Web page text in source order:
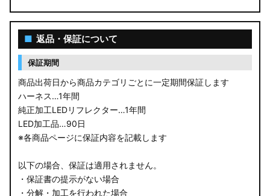
■ 返品・保証について
保証期間
商品出荷日から商品カテゴリごとに一定期間保証します
ハーネス…1年間
純正加工LEDリフレクター…1年間
LED加工品…90日
※各商品ページに保証内容を記載します
以下の場合、保証は適用されません。
・保証書の提示がない場合
・分解・加工を行われた場合